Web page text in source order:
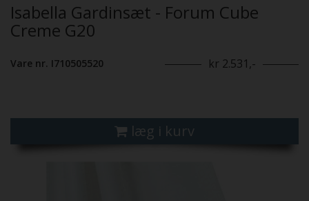
Isabella Gardinsæt - Forum Cube
Creme G20
Vare nr. I710505520 kr 2.531,-
læg i kurv